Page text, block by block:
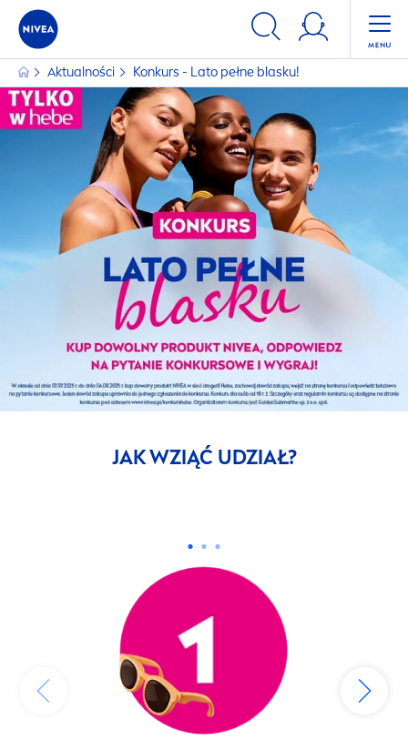
Aktualności Konkurs - Lato pełne blasku!
JAK WZIĄĆ UDZIAŁ?